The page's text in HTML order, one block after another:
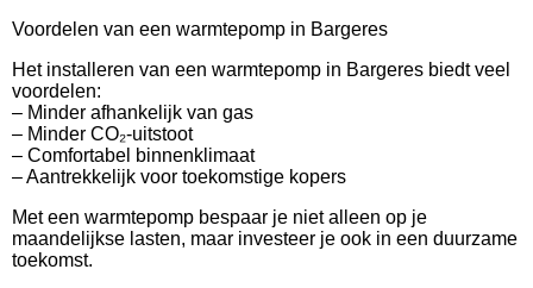
Voordelen van een warmtepomp in Bargeres
Het installeren van een warmtepomp in Bargeres biedt veel
voordelen:
– Minder afhankelijk van gas
– Minder CO₂-uitstoot
– Comfortabel binnenklimaat
– Aantrekkelijk voor toekomstige kopers
Met een warmtepomp bespaar je niet alleen op je
maandelijkse lasten, maar investeer je ook in een duurzame
toekomst.